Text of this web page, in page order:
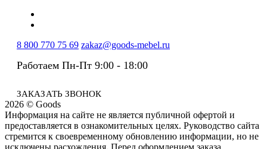
8 800 770 75 69 zakaz@goods-mebel.ru
Работаем Пн-Пт 9:00 - 18:00
ЗАКАЗАТЬ ЗВОНОК
2026 © Goods
Информация на сайте не является публичной офертой и
предоставляется в ознакомительных целях. Руководство сайта
стремится к своевременному обновлению информации, но не